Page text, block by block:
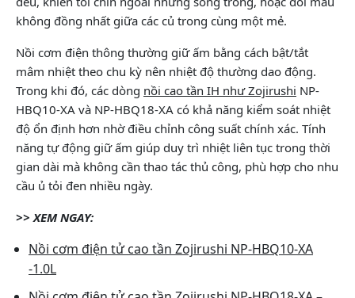
không đồng nhất giữa các củ trong cùng một mẻ.
Nồi cơm điện thông thường giữ ấm bằng cách bật/tắt
mâm nhiệt theo chu kỳ nên nhiệt độ thường dao động.
Trong khi đó, các dòng nồi cao tần IH như Zojirushi NP-
HBQ10-XA và NP-HBQ18-XA có khả năng kiểm soát nhiệt
độ ổn định hơn nhờ điều chỉnh công suất chính xác. Tính
năng tự động giữ ấm giúp duy trì nhiệt liên tục trong thời
gian dài mà không cần thao tác thủ công, phù hợp cho nhu
cầu ủ tỏi đen nhiều ngày.
>> XEM NGAY:
Nồi cơm điện tử cao tần Zojirushi NP-HBQ10-XA
-1.0L